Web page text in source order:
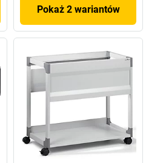
Pokaż 2 wariantów